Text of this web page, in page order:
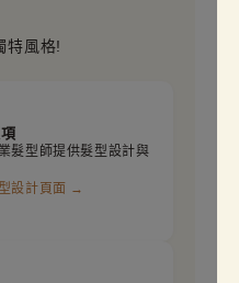
特風格!
髮型師提供髮型設計與
設計頁面 →